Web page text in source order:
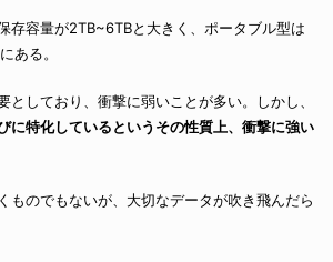
存容量が2TB~6TBと大きく、ポータブル型は
ある。
としており、衝撃に弱いことが多い。しかし、
に特化しているというその性質上、衝撃に強い
ものでもないが、大切なデータが吹き飛んだら